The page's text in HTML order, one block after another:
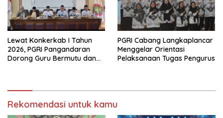
Lewat Konkerkab I Tahun
2026, PGRI Pangandaran
Dorong Guru Bermutu dan
PGRI Cabang Langkaplancar
Menggelar Orientasi
Pelaksanaan Tugas Pengurus
Rekomendasi untuk kamu